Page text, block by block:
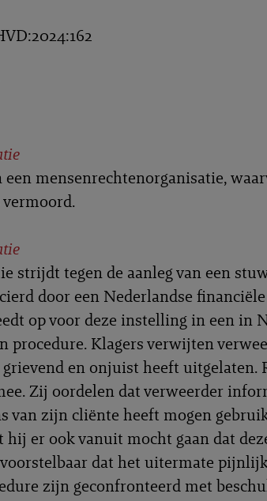
een mensenrechtenorganisatie,
strijdt tegen de aanleg van een
door een Nederlandse
op voor deze instelling in een in
procedure. Klagers verwijten
en onjuist heeft uitgelaten.
Zij oordelen dat verweerder
van zijn cliënte heeft mogen
hij er ook vanuit mocht gaan dat
dat het uitermate
zijn geconfronteerd met